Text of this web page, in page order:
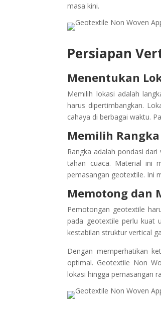
masa kini.
Persiapan
Menentukan
Memilih lokasi adalah
harus dipertimbangkan.
cahaya di berbagai waktu.
Memilih
Rangka adalah pondasi
tahan cuaca. Material ini
pemasangan geotextile. Ini
Memotong dan
Pemotongan geotextile
pada geotextile perlu kuat
kestabilan struktur vertical
Dengan memperhatikan
optimal. Geotextile Non
lokasi hingga pemasangan